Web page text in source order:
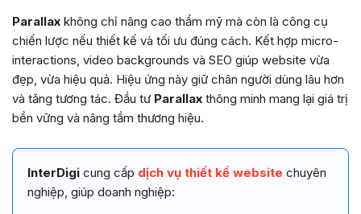
Parallax không chỉ nâng cao thẩm mỹ mà còn là công cụ
chiến lược nếu thiết kế và tối ưu đúng cách. Kết hợp micro-
interactions, video backgrounds và SEO giúp website vừa
đẹp, vừa hiệu quả. Hiệu ứng này giữ chân người dùng lâu hơn
và tăng tương tác. Đầu tư Parallax thông minh mang lại giá trị
bền vững và nâng tầm thương hiệu.
InterDigi cung cấp dịch vụ thiết kế website chuyên
nghiệp, giúp doanh nghiệp: